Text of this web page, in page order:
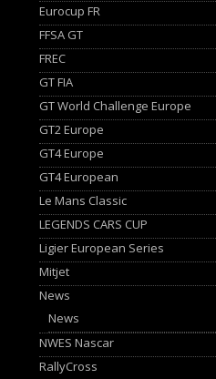
Eurocup FR
FFSA GT
FREC
GT FIA
GT World Challenge Europe
GT2 Europe
GT4 Europe
GT4 European
Le Mans Classic
LEGENDS CARS CUP
Ligier European Series
Mitjet
News
News
NWES Nascar
RallyCross